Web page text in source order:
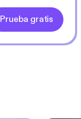
Prueba gratis